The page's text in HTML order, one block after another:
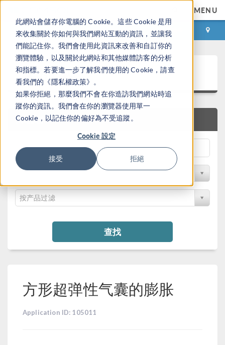
此網站會儲存你電腦的 Cookie。這些 Cookie 是用
來收集關於你如何與我們網站互動的資訊，並讓我
們能記住你。我們會使用此資訊來改善和自訂你的
瀏覽體驗，以及關於此網站和其他媒體訪客的分析
和指標。若要進一步了解我們使用的 Cookie，請查
看我們的《隱私權政策》。
如果你拒絕，那麼我們不會在你造訪我們網站時追
蹤你的資訊。我們會在你的瀏覽器使用單一
Cookie，以記住你的偏好為不受追蹤。
Cookie 設定
接受 拒絕
MENU
登录 咨询与购买
案例下载
快速搜索
按学科过滤
按产品过滤
查找
方形超弹性气囊的膨胀
Application ID: 105011